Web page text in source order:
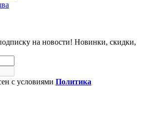
на новости! Новинки, скидки,
с условиями Политика